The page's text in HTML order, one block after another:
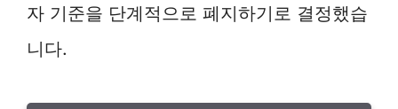
자 기준을 단계적으로 폐지하기로 결정했습
니다.